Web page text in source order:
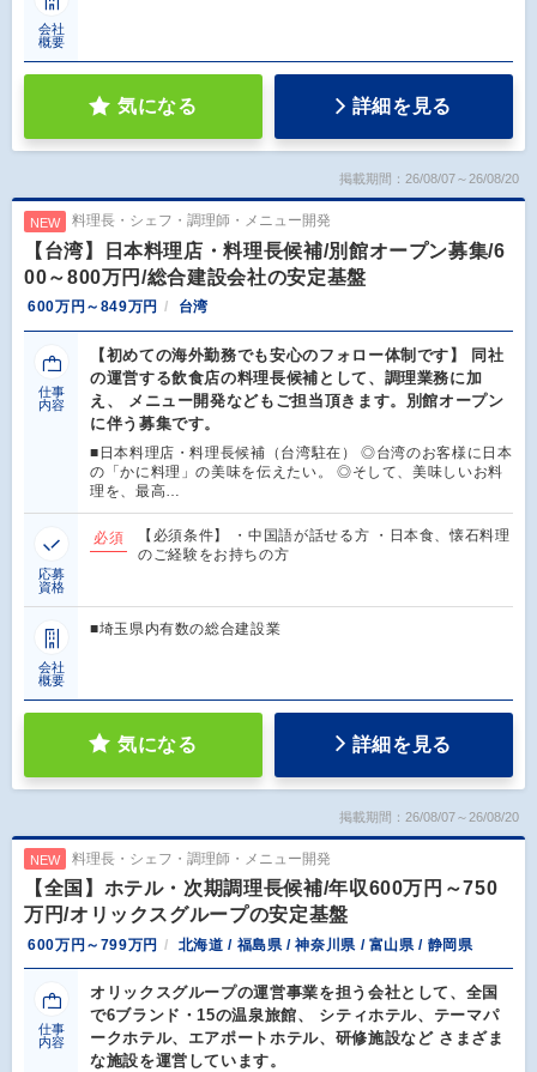
会社
概要
気になる 詳細を見る
掲載期間：26/08/07～26/08/20
NEW 料理長・シェフ・調理師・メニュー開発
【台湾】日本料理店・料理長候補/別館オープン募集/6
00～800万円/総合建設会社の安定基盤
600万円～849万円 台湾
仕事
内容
【初めての海外勤務でも安心のフォロー体制です】 同社
の運営する飲食店の料理長候補として、調理業務に加
え、 メニュー開発などもご担当頂きます。別館オープン
に伴う募集です。
■日本料理店・料理長候補（台湾駐在） ◎台湾のお客様に日本
の「かに料理」の美味を伝えたい。 ◎そして、美味しいお料
理を、最高…
応募
資格
必須
【必須条件】 ・中国語が話せる方 ・日本食、懐石料理
のご経験をお持ちの方
会社
概要
■埼玉県内有数の総合建設業
気になる 詳細を見る
掲載期間：26/08/07～26/08/20
NEW 料理長・シェフ・調理師・メニュー開発
【全国】ホテル・次期調理長候補/年収600万円～750
万円/オリックスグループの安定基盤
600万円～799万円 北海道 / 福島県 / 神奈川県 / 富山県 / 静岡県
仕事
内容
オリックスグループの運営事業を担う会社として、全国
で6ブランド・15の温泉旅館、 シティホテル、テーマパ
ークホテル、エアポートホテル、研修施設など さまざま
な施設を運営しています。